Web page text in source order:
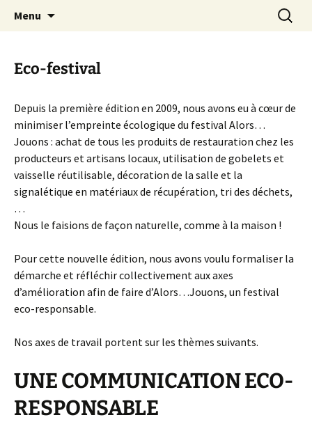
Alors…Jouons !
Festival du jeu en Tarn-et-Garonne
Menu
Eco-festival
Depuis la première édition en 2009, nous avons eu à cœur de
minimiser l’empreinte écologique du festival Alors…
Jouons : achat de tous les produits de restauration chez les
producteurs et artisans locaux, utilisation de gobelets et
vaisselle réutilisable, décoration de la salle et la
signalétique en matériaux de récupération, tri des déchets,
…
Nous le faisions de façon naturelle, comme à la maison !
Pour cette nouvelle édition, nous avons voulu formaliser la
démarche et réfléchir collectivement aux axes
d’amélioration afin de faire d’Alors…Jouons, un festival
eco-responsable.
Nos axes de travail portent sur les thèmes suivants.
UNE COMMUNICATION ECO-
RESPONSABLE